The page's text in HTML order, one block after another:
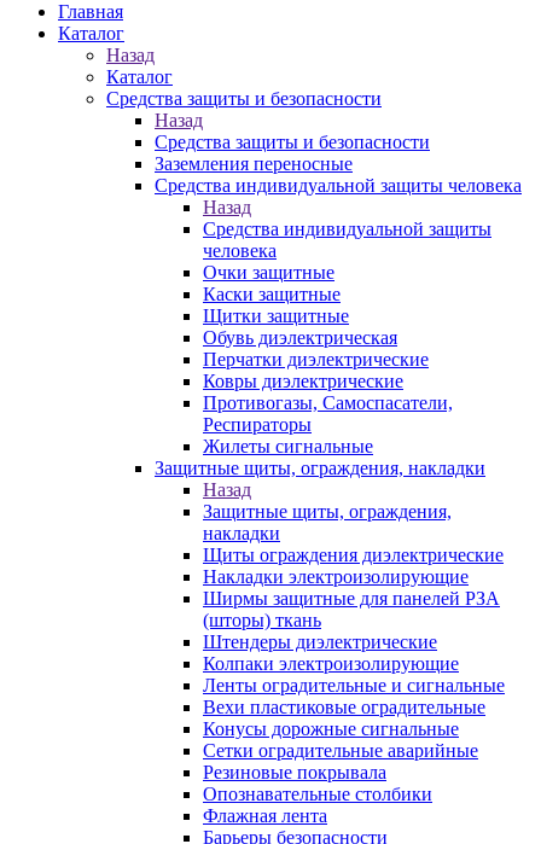
Главная
Каталог
Назад
Каталог
Средства защиты и безопасности
Назад
Средства защиты и безопасности
Заземления переносные
Средства индивидуальной защиты человека
Назад
Средства индивидуальной защиты
человека
Очки защитные
Каски защитные
Щитки защитные
Обувь диэлектрическая
Перчатки диэлектрические
Ковры диэлектрические
Противогазы, Самоспасатели,
Респираторы
Жилеты сигнальные
Защитные щиты, ограждения, накладки
Назад
Защитные щиты, ограждения,
накладки
Щиты ограждения диэлектрические
Накладки электроизолирующие
Ширмы защитные для панелей РЗА
(шторы) ткань
Штендеры диэлектрические
Колпаки электроизолирующие
Ленты оградительные и сигнальные
Вехи пластиковые оградительные
Конусы дорожные сигнальные
Сетки оградительные аварийные
Резиновые покрывала
Опознавательные столбики
Флажная лента
Барьеры безопасности